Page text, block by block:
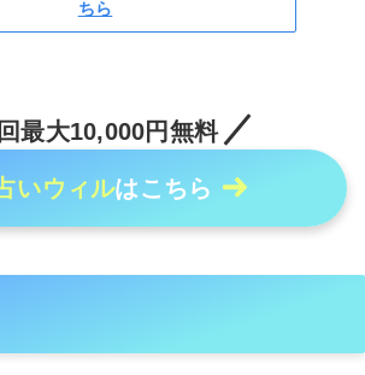
ちら
最大10,000円無料
いウィルはこちら